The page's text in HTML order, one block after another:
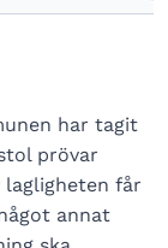
har tagit
prövar
lagligheten får
annat